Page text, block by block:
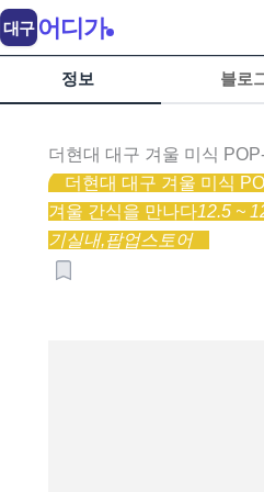
정보 블로
더현대 대구 겨울 미식
더현대 대구 겨울 미식
겨울 간식을 만나다12.5 ~
기실내,팝업스토어
대구 어디가